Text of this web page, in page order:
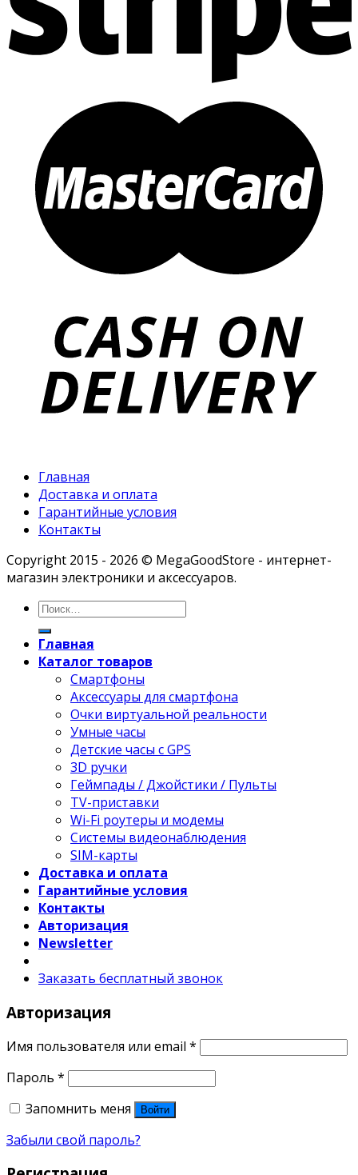
Главная
Доставка и оплата
Гарантийные условия
Контакты
Copyright 2015 - 2026 © MegaGoodStore - интернет-
магазин электроники и аксессуаров.
Главная
Каталог товаров
Смартфоны
Аксессуары для смартфона
Очки виртуальной реальности
Умные часы
Детские часы с GPS
3D ручки
Геймпады / Джойстики / Пульты
TV-приставки
Wi-Fi роутеры и модемы
Системы видеонаблюдения
SIM-карты
Доставка и оплата
Гарантийные условия
Контакты
Авторизация
Newsletter
Заказать бесплатный звонок
Авторизация
Имя пользователя или email *
Пароль *
Запомнить меня
Войти
Забыли свой пароль?